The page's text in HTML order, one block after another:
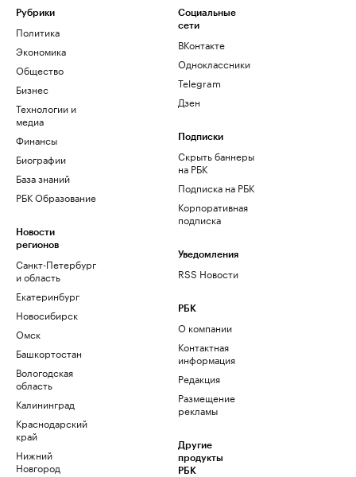
Рубрики
Политика
Экономика
Общество
Бизнес
Технологии и
медиа
Финансы
Биографии
База знаний
РБК Образование
Новости
регионов
Санкт-Петербург
и область
Екатеринбург
Новосибирск
Омск
Башкортостан
Вологодская
область
Калининград
Краснодарский
край
Нижний
Новгород
Социальные
сети
ВКонтакте
Одноклассники
Telegram
Дзен
Подписки
Скрыть баннеры
на РБК
Подписка на РБК
Корпоративная
подписка
Уведомления
RSS Новости
РБК
О компании
Контактная
информация
Редакция
Размещение
рекламы
Другие
продукты
РБК